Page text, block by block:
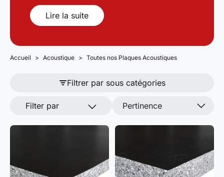
équipements bruyants. Généralement en
mousse, elles incluent des mousses de
mélamine (Basotect), adaptées aux normes
d'humidité et de feu.
Lire la suite
Accueil Acoustique Toutes nos Plaques Acoustiques
Filtrer par sous catégories
Filter par Pertinence